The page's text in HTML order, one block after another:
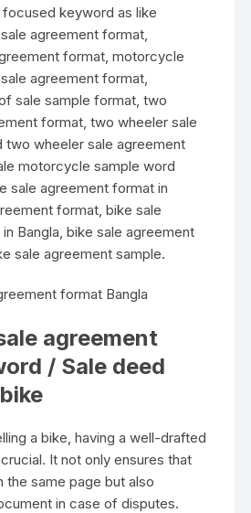
keyword as like
agreement format,
format, motorcycle
agreement format,
sale sample format, two
format, two wheeler sale
two wheeler sale agreement
motorcycle sample word
sale agreement format in
format, bike sale
Bangla, bike sale agreement
sale agreement sample.
format Bangla
agreement
/ Sale deed
a bike, having a well-drafted
It not only ensures that
the same page but also
in case of disputes.